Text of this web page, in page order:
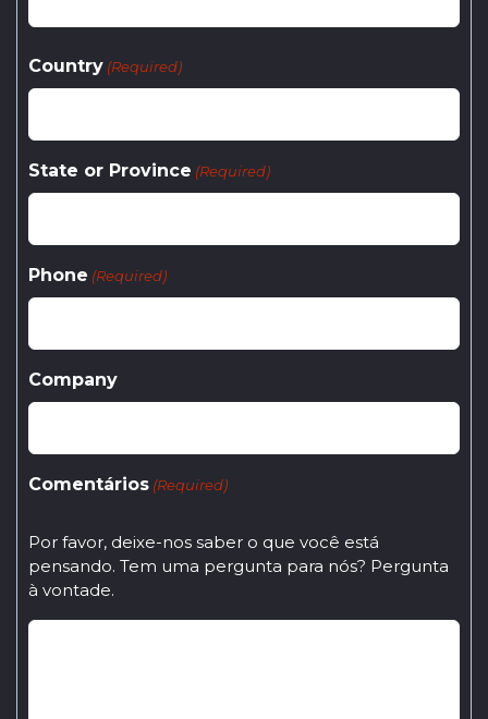
Country (Required)
State or Province (Required)
Phone (Required)
Company
Comentários (Required)
Por favor, deixe-nos saber o que você está
pensando. Tem uma pergunta para nós? Pergunta
à vontade.